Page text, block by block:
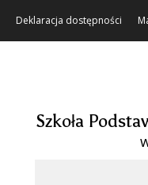
Deklaracja dostępności
Szkoła